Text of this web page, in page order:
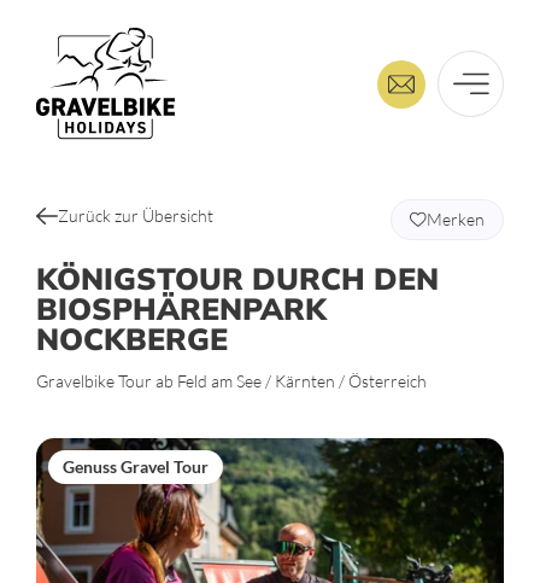
Zurück zur Übersicht
KÖNIGSTOUR DURCH DEN
BIOSPHÄRENPARK
NOCKBERGE
Gravelbike Tour ab Feld am See / Kärnten / Österreich
Merken
Genuss Gravel Tour